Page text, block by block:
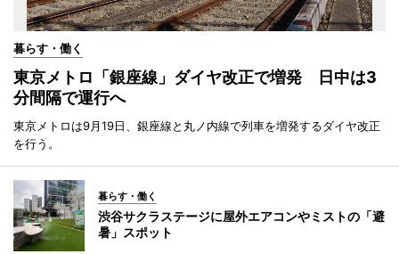
暮らす・働く
東京メトロ「銀座線」ダイヤ改正で増発 日中は3
分間隔で運行へ
東京メトロは9月19日、銀座線と丸ノ内線で列車を増発するダイヤ改正
を行う。
暮らす・働く
渋谷サクラステージに屋外エアコンやミストの「避
暑」スポット